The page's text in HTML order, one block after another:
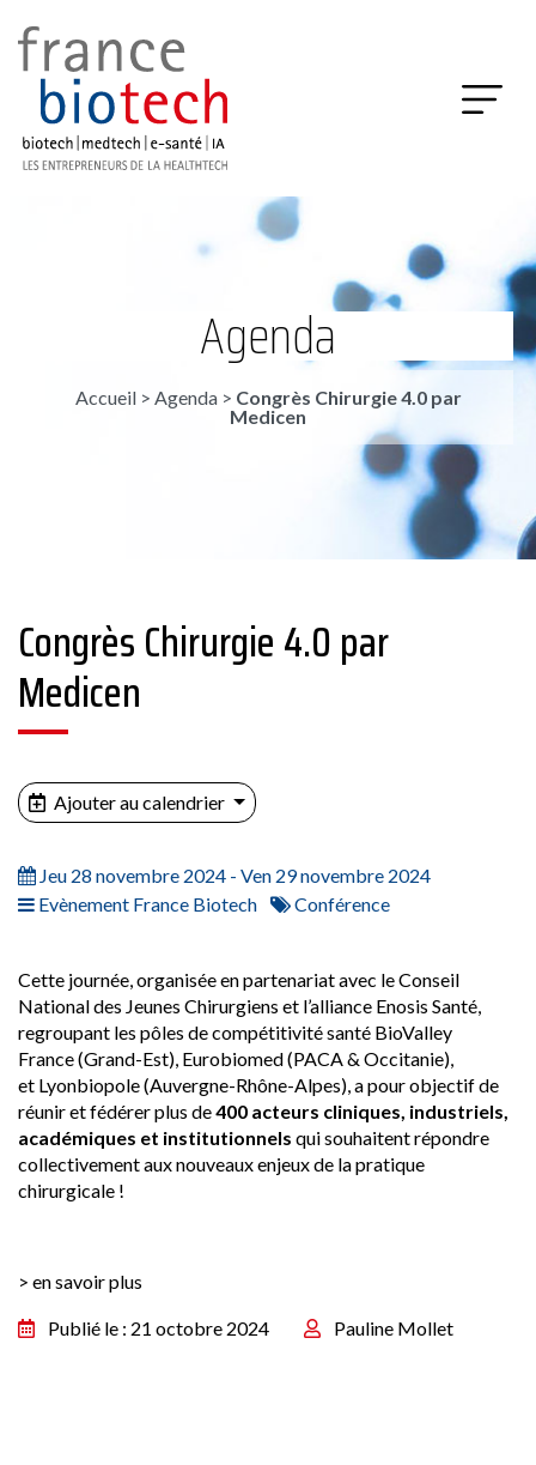
Agenda
Accueil> Agenda> Congrès Chirurgie 4.0 par
Medicen
Congrès Chirurgie 4.0 par
Medicen
Ajouter au calendrier
Jeu 28 novembre 2024 - Ven 29 novembre 2024
Evènement France Biotech
Conférence
Cette journée, organisée en partenariat avec le Conseil
National des Jeunes Chirurgiens et l’alliance Enosis Santé,
regroupant les pôles de compétitivité santé BioValley
France(Grand-Est), Eurobiomed(PACA & Occitanie),
et Lyonbiopole(Auvergne-Rhône-Alpes), a pour objectif de
réunir et fédérer plus de400 acteurs cliniques, industriels,
académiques et institutionnels qui souhaitent répondre
collectivement aux nouveaux enjeux de la pratique
chirurgicale !
> en savoir plus
Publié le : 21 octobre 2024 Pauline Mollet